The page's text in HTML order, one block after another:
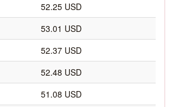
52.25 USD
53.01 USD
52.37 USD
52.48 USD
51.08 USD